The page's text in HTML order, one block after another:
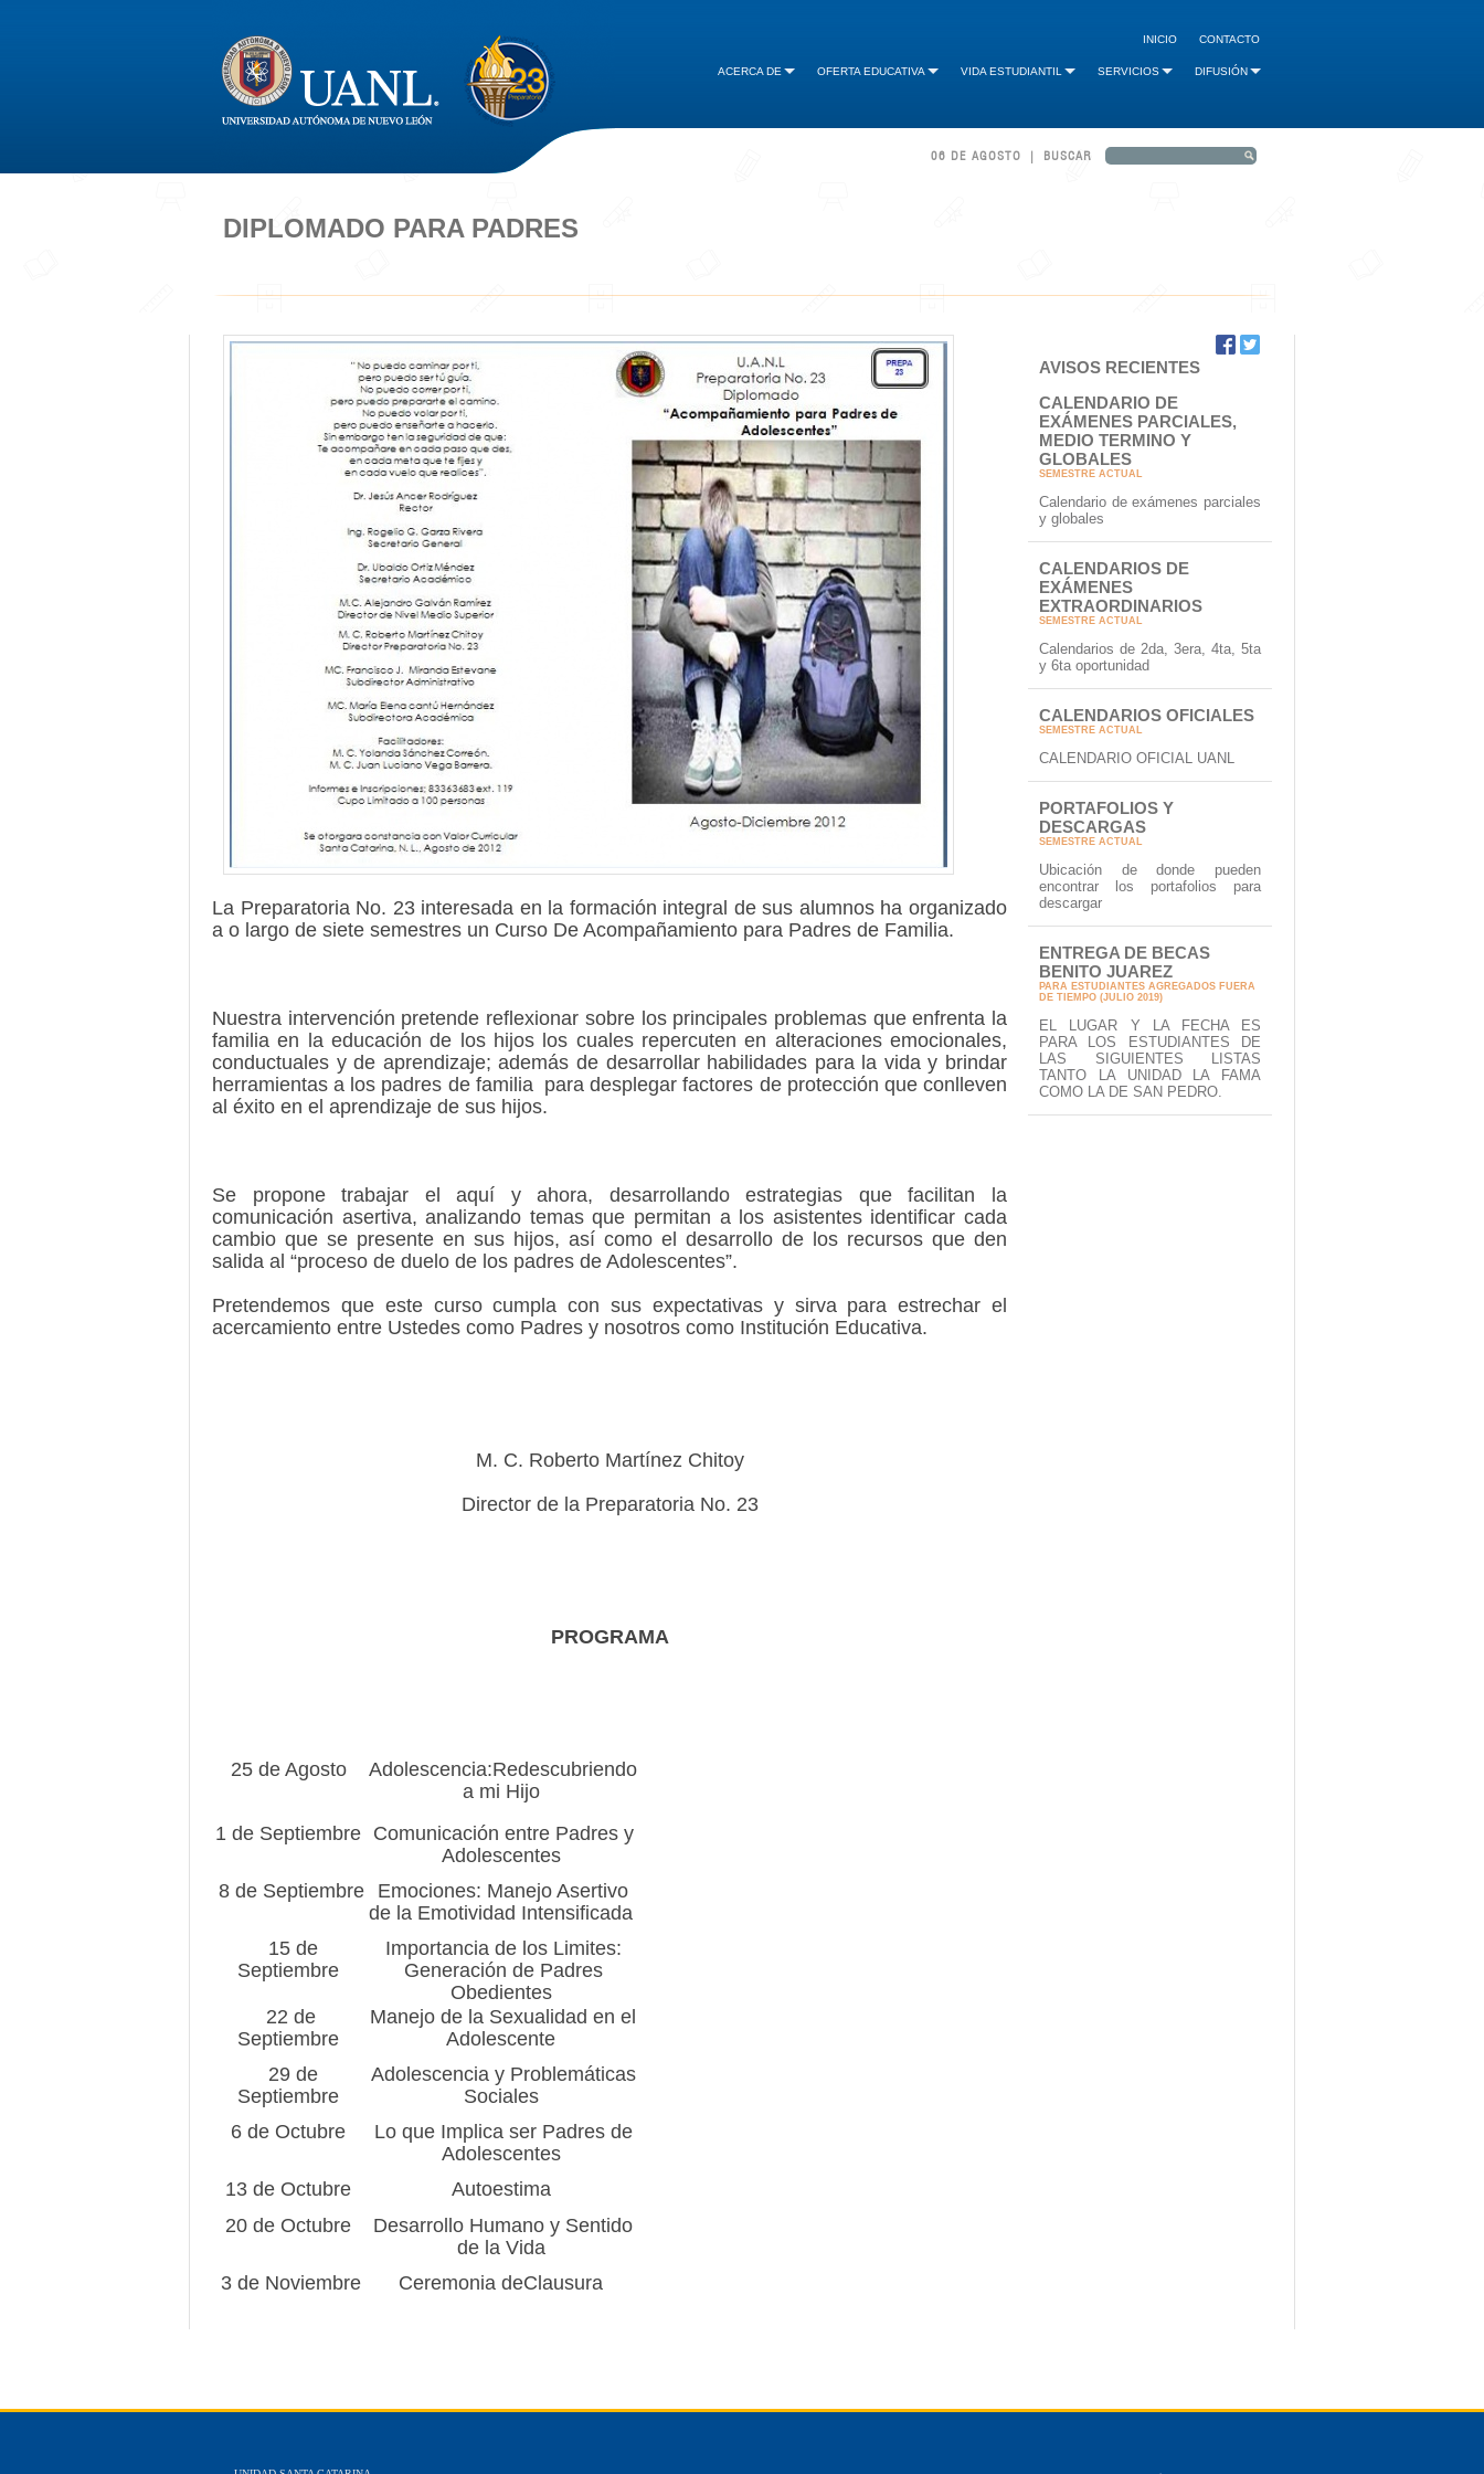
INICIO CONTACTO
ACERCA DE OFERTA EDUCATIVA VIDA ESTUDIANTIL SERVICIOS DIFUSIÓN
06 DE AGOSTO | BUSCAR
DIPLOMADO PARA PADRES
La Preparatoria No. 23 interesada en la formación integral de sus alumnos ha organizado
a o largo de siete semestres un Curso De Acompañamiento para Padres de Familia.
Nuestra intervención pretende reflexionar sobre los principales problemas que enfrenta la
familia en la educación de los hijos los cuales repercuten en alteraciones emocionales,
conductuales y de aprendizaje; además de desarrollar habilidades para la vida y brindar
herramientas a los padres de familia para desplegar factores de protección que conlleven
al éxito en el aprendizaje de sus hijos.
Se propone trabajar el aquí y ahora, desarrollando estrategias que facilitan la
comunicación asertiva, analizando temas que permitan a los asistentes identificar cada
cambio que se presente en sus hijos, así como el desarrollo de los recursos que den
salida al “proceso de duelo de los padres de Adolescentes”.
Pretendemos que este curso cumpla con sus expectativas y sirva para estrechar el
acercamiento entre Ustedes como Padres y nosotros como Institución Educativa.
M. C. Roberto Martínez Chitoy
Director de la Preparatoria No. 23
PROGRAMA
25 de Agosto Adolescencia:Redescubriendo
a mi Hijo
1 de Septiembre Comunicación entre Padres y
Adolescentes
8 de Septiembre
Emociones: Manejo Asertivo
de la Emotividad Intensificada
15 de
Septiembre
Importancia de los Limites:
Generación de Padres
Obedientes
22 de
Septiembre
Manejo de la Sexualidad en el
Adolescente
29 de
Septiembre
Adolescencia y Problemáticas
Sociales
6 de Octubre
Lo que Implica ser Padres de
Adolescentes
13 de Octubre
Autoestima
20 de Octubre
Desarrollo Humano y Sentido
de la Vida
3 de Noviembre
Ceremonia deClausura
AVISOS RECIENTES
CALENDARIO DE
EXÁMENES PARCIALES,
MEDIO TERMINO Y
GLOBALES
SEMESTRE ACTUAL
Calendario de exámenes parciales
y globales
CALENDARIOS DE
EXÁMENES
EXTRAORDINARIOS
SEMESTRE ACTUAL
Calendarios de 2da, 3era, 4ta, 5ta
y 6ta oportunidad
CALENDARIOS OFICIALES
SEMESTRE ACTUAL
CALENDARIO OFICIAL UANL
PORTAFOLIOS Y
DESCARGAS
SEMESTRE ACTUAL
Ubicación de donde pueden
encontrar los portafolios para
descargar
ENTREGA DE BECAS
BENITO JUAREZ
PARA ESTUDIANTES AGREGADOS FUERA
DE TIEMPO (JULIO 2019)
EL LUGAR Y LA FECHA ES
PARA LOS ESTUDIANTES DE
LAS SIGUIENTES LISTAS
TANTO LA UNIDAD LA FAMA
COMO LA DE SAN PEDRO.